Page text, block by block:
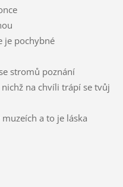
je pochybné
stromů poznání
na chvíli trápí se tvůj
a to je láska